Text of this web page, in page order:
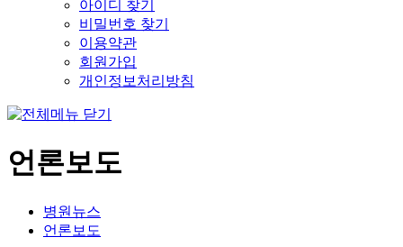
아이디 찾기
비밀번호 찾기
이용약관
회원가입
개인정보처리방침
언론보도
병원뉴스
언론보도